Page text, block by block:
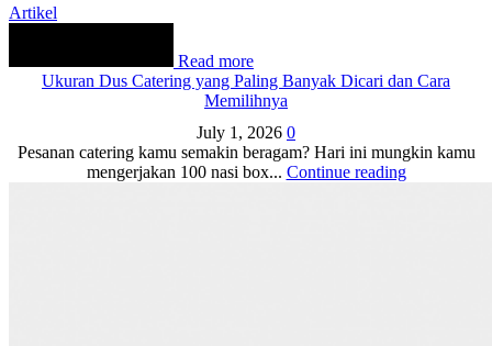
Artikel
Read more
Ukuran Dus Catering yang Paling Banyak Dicari dan Cara
Memilihnya
July 1, 2026 0
Pesanan catering kamu semakin beragam? Hari ini mungkin kamu
mengerjakan 100 nasi box... Continue reading